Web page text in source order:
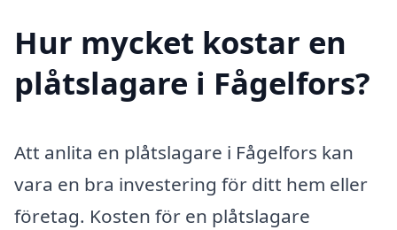
Hur mycket kostar en
plåtslagare i Fågelfors?
Att anlita en plåtslagare i Fågelfors kan
vara en bra investering för ditt hem eller
företag. Kosten för en plåtslagare